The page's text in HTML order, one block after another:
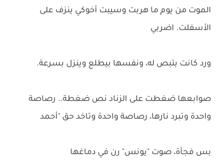
الموت من يوم ما هربت وسيبت أخوكي ينزف على
الأسفلت. اضربي
ورد كانت بتبص له، ونفسها بيطلع وينزل بسرعة.
صوابعها ضغطت على الزناد نص ضغطة.. رصاصة
واحدة وتبرد نارها، رصاصة واحدة وتاخد حق "أحمد
بس فجأة، صوت "يونس" رن في دماغها